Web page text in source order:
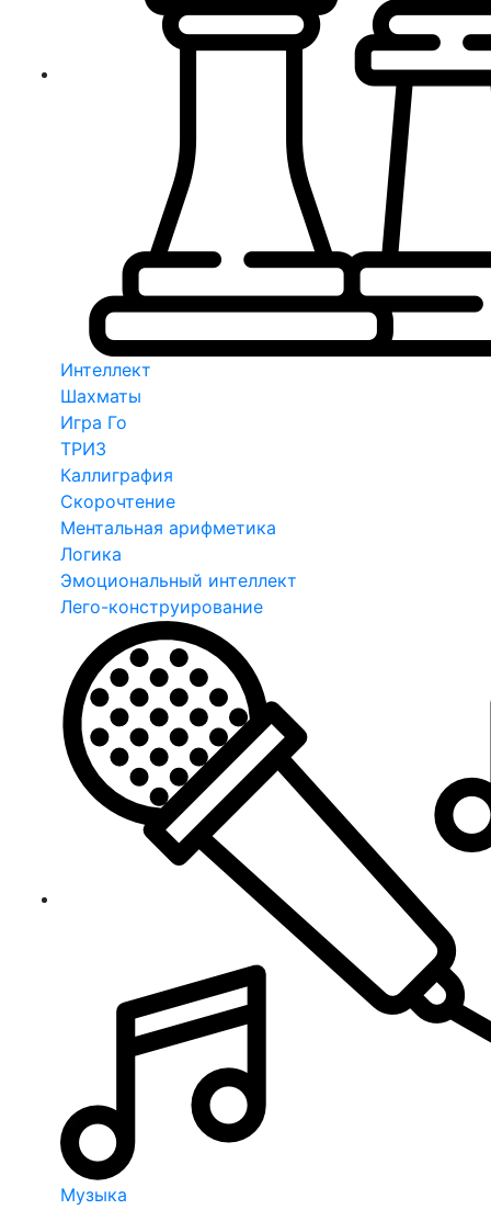
Интеллект
Шахматы
Игра Го
ТРИЗ
Каллиграфия
Скорочтение
Ментальная арифметика
Логика
Эмоциональный интеллект
Лего-конструирование
Музыка